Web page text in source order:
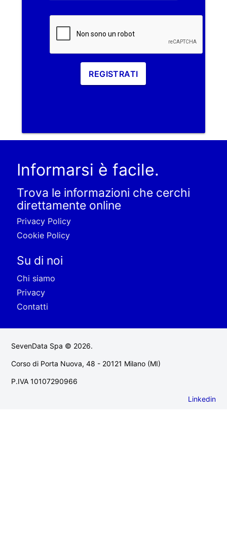
REGISTRATI
Informarsi è facile.
Trova le informazioni che cerchi
direttamente online
Privacy Policy
Cookie Policy
Su di noi
Chi siamo
Privacy
Contatti
SevenData Spa © 2026.
Corso di Porta Nuova, 48 - 20121 Milano (MI)
P.IVA 10107290966
Linkedin